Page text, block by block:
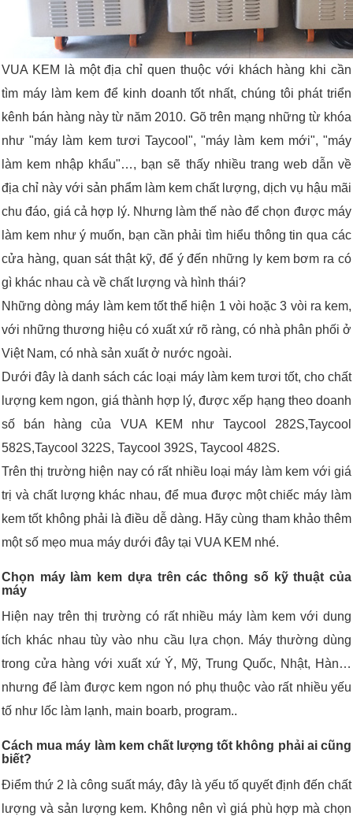
VUA KEM là một địa chỉ quen thuộc với khách hàng khi cần
tìm máy làm kem để kinh doanh tốt nhất, chúng tôi phát triển
kênh bán hàng này từ năm 2010. Gõ trên mạng những từ khóa
như "máy làm kem tươi Taycool", "máy làm kem mới", "máy
làm kem nhập khẩu"…, bạn sẽ thấy nhiều trang web dẫn về
địa chỉ này với sản phẩm làm kem chất lượng, dịch vụ hậu mãi
chu đáo, giá cả hợp lý. Nhưng làm thế nào để chọn được máy
làm kem như ý muốn, bạn cần phải tìm hiểu thông tin qua các
cửa hàng, quan sát thật kỹ, để ý đến những ly kem bơm ra có
gì khác nhau cà về chất lượng và hình thái?
Những dòng máy làm kem tốt thể hiện 1 vòi hoặc 3 vòi ra kem,
với những thương hiệu có xuất xứ rõ ràng, có nhà phân phối ở
Việt Nam, có nhà sản xuất ở nước ngoài.
Dưới đây là danh sách các loại máy làm kem tươi tốt, cho chất
lượng kem ngon, giá thành hợp lý, được xếp hạng theo doanh
số bán hàng của VUA KEM như Taycool 282S,Taycool
582S,Taycool 322S, Taycool 392S, Taycool 482S.
Trên thị trường hiện nay có rất nhiều loại máy làm kem với giá
trị và chất lượng khác nhau, để mua được một chiếc máy làm
kem tốt không phải là điều dễ dàng. Hãy cùng tham khảo thêm
một số mẹo mua máy dưới đây tại VUA KEM nhé.
Chọn máy làm kem dựa trên các thông số kỹ thuật của
máy
Hiện nay trên thị trường có rất nhiều máy làm kem với dung
tích khác nhau tùy vào nhu cầu lựa chọn. Máy thường dùng
trong cửa hàng với xuất xứ Ý, Mỹ, Trung Quốc, Nhật, Hàn…
nhưng để làm được kem ngon nó phụ thuộc vào rất nhiều yếu
tố như lốc làm lạnh, main boarb, program..
Cách mua máy làm kem chất lượng tốt không phải ai cũng
biết?
Điểm thứ 2 là công suất máy, đây là yếu tố quyết định đến chất
lượng và sản lượng kem. Không nên vì giá phù hợp mà chọn